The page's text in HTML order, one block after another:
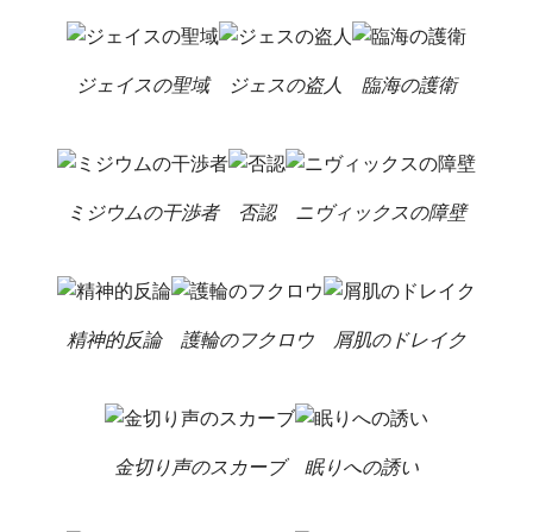
ジェイスの聖域 ジェスの盗人 臨海の護衛
ミジウムの干渉者 否認 ニヴィックスの障壁
精神的反論 護輪のフクロウ 屑肌のドレイク
金切り声のスカーブ 眠りへの誘い